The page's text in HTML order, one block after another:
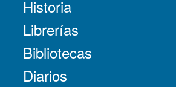
Historia
Librerías
Bibliotecas
Diarios